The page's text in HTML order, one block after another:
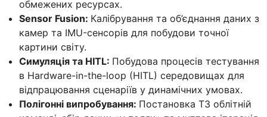
обмежених ресурсах.
Sensor Fusion: Калібрування та об’єднання даних з
камер та IMU-сенсорів для побудови точної
картини світу.
Симуляція та HITL: Побудова процесів тестування
в Hardware-in-the-loop (HITL) середовищах для
відпрацювання сценаріїв у динамічних умовах.
Полігонні випробування: Постановка ТЗ облітній